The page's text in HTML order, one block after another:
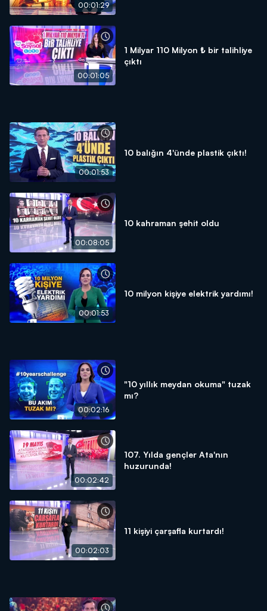
00:01:29
00:01:05
1 Milyar 110 Milyon ₺ bir talihliye
çıktı
00:01:53
10 balığın 4'ünde plastik çıktı!
00:08:05
10 kahraman şehit oldu
00:01:53
10 milyon kişiye elektrik yardımı!
00:02:16
"10 yıllık meydan okuma" tuzak
mı?
00:02:42
107. Yılda gençler Ata'nın
huzurunda!
00:02:03
11 kişiyi çarşafla kurtardı!